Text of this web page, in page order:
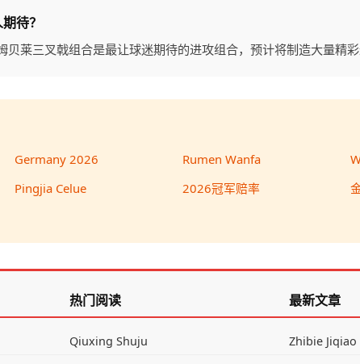
待？
莱三叉戟组合是最让球迷期待的进攻组合，预计将制造大量精彩
Germany 2026 Rumen Wanfa
Pingjia Celue 2026冠军赔率
热门阅读
Qiuxing Shuju
最新文章
Zhibie Jiqiao